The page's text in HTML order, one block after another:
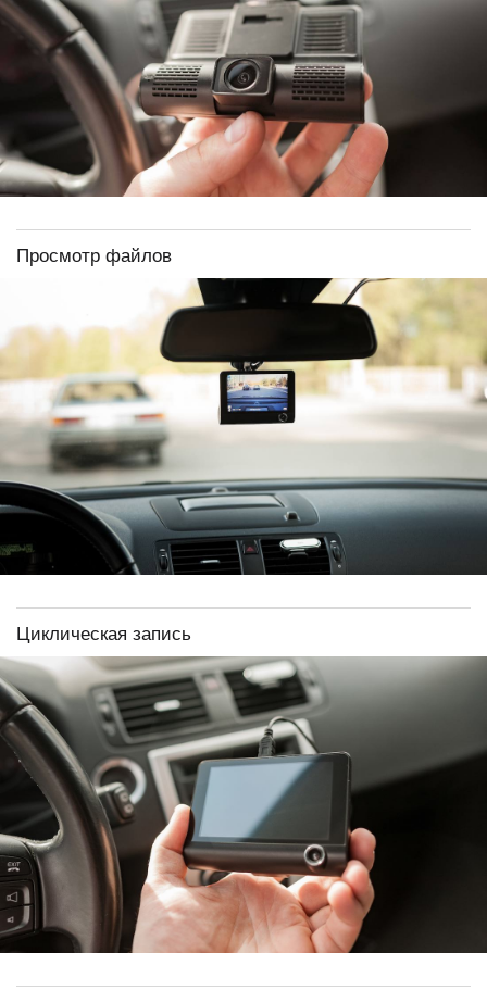
Просмотр файлов
Циклическая запись